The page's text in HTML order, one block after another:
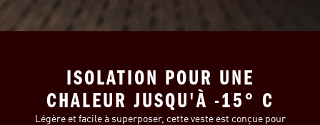
ISOLATION POUR UNE
CHALEUR JUSQU'À -15° C
Légère et facile à superposer, cette veste est conçue pour